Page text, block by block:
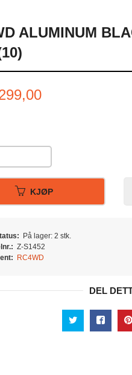
ALUMINUM
KJØP
På lager: 2 stk.
Z-S1452
RC4WD
DEL